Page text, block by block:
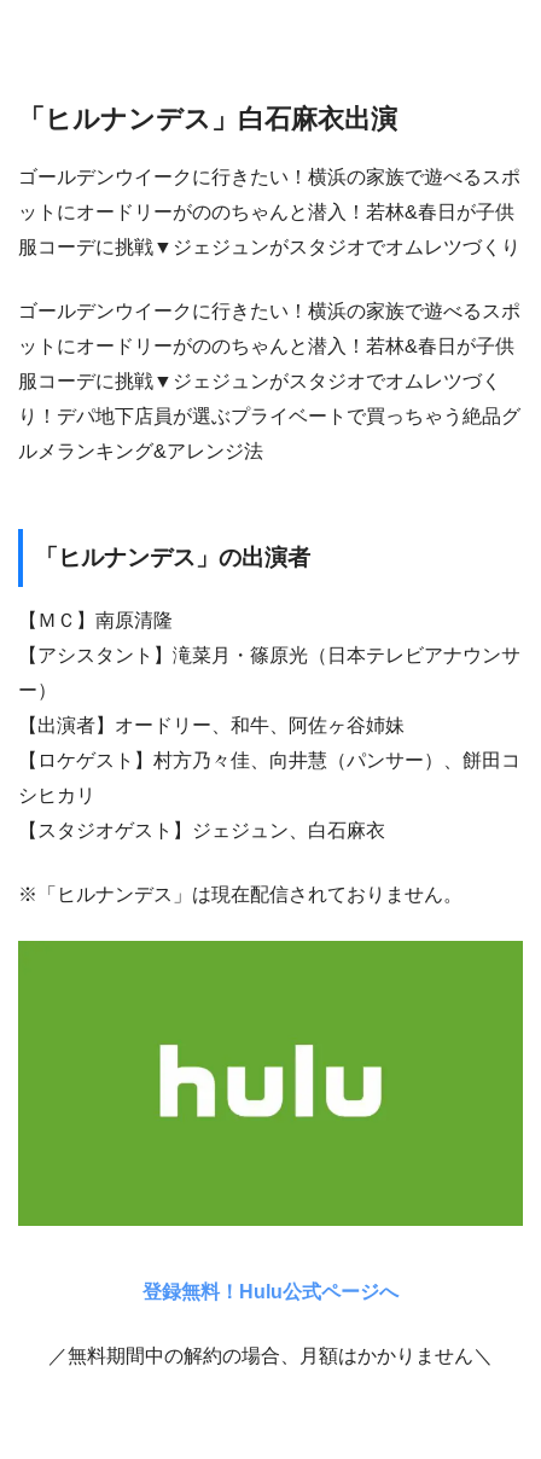
「ヒルナンデス」白石麻衣出演
ゴールデンウイークに行きたい！横浜の家族で遊べるスポ
ットにオードリーがののちゃんと潜入！若林&春日が子供
服コーデに挑戦▼ジェジュンがスタジオでオムレツづくり
ゴールデンウイークに行きたい！横浜の家族で遊べるスポ
ットにオードリーがののちゃんと潜入！若林&春日が子供
服コーデに挑戦▼ジェジュンがスタジオでオムレツづく
り！デパ地下店員が選ぶプライベートで買っちゃう絶品グ
ルメランキング&アレンジ法
「ヒルナンデス」の出演者
【ＭＣ】南原清隆
【アシスタント】滝菜月・篠原光（日本テレビアナウンサ
ー）
【出演者】オードリー、和牛、阿佐ヶ谷姉妹
【ロケゲスト】村方乃々佳、向井慧（パンサー）、餅田コ
シヒカリ
【スタジオゲスト】ジェジュン、白石麻衣
※「ヒルナンデス」は現在配信されておりません。
登録無料！Hulu公式ページへ
／無料期間中の解約の場合、月額はかかりません＼